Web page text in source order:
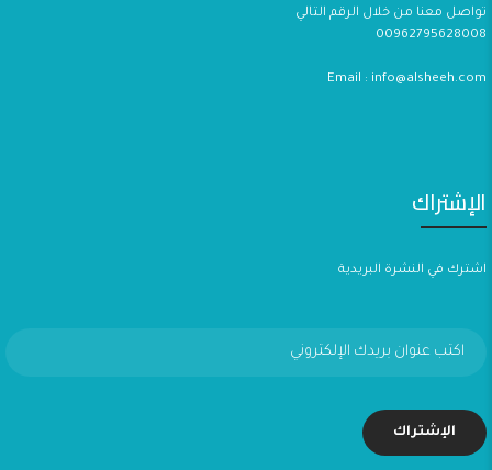
تواصل معنا من خلال الرقم التالي
00962795628008
Email : info@alsheeh.com
الإشتراك
اشترك في النشرة البريدية